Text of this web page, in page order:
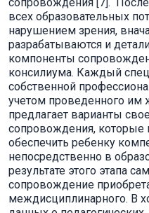
всех образовательных
нарушением зрения,
разрабатываются и
компоненты
консилиума. Каждый
собственной
учетом проведенного им
предлагает варианты
сопровождения,
обеспечить ребенку
непосредственно в
результате этого этапа
сопровождение
междисциплинарного. В